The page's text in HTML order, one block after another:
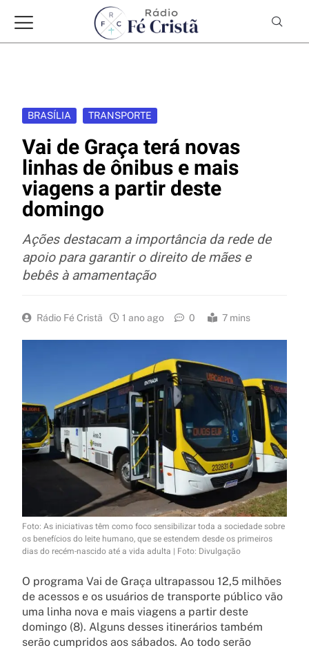
BRASÍLIA TRANSPORTE
Vai de Graça terá novas
linhas de ônibus e mais
viagens a partir deste
domingo
Ações destacam a importância da rede de
apoio para garantir o direito de mães e
bebês à amamentação
Rádio Fé Cristã 1 ano ago 0 7 mins
Foto: As iniciativas têm como foco sensibilizar toda a sociedade sobre
os benefícios do leite humano, que se estendem desde os primeiros
dias do recém-nascido até a vida adulta | Foto: Divulgação
O programa Vai de Graça ultrapassou 12,5 milhões
de acessos e os usuários de transporte público vão
uma linha nova e mais viagens a partir deste
domingo (8). Alguns desses itinerários também
serão cumpridos aos sábados. Ao todo serão